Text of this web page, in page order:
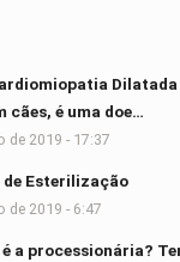
cães, é uma doe…
de 2019 - 17:37
de Esterilização
de 2019 - 6:47
é a processionária?